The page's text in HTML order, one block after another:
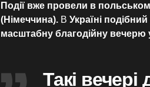
Події вже провели в
(Німеччина). В Україні
масштабну благодійну вечерю
Такі вечері